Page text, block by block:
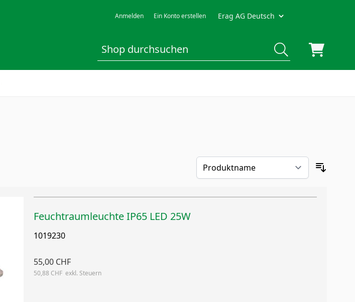
Anmelden Ein Konto erstellen Erag AG Deutsch
Feuchtraumleuchte IP65 LED 25W
1019230
55,00 CHF
50,88 CHF